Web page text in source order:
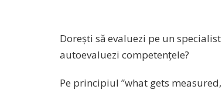
Dorești să evaluezi pe un
autoevaluezi competențele?
Pe principiul ”what gets